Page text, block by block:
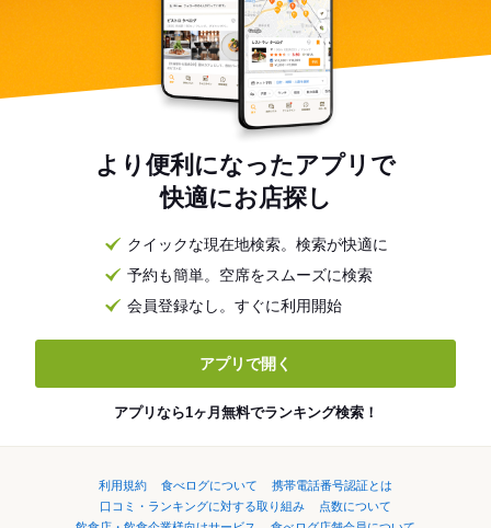
より便利になったアプリで
快適にお店探し
クイックな現在地検索。検索が快適に
予約も簡単。空席をスムーズに検索
会員登録なし。すぐに利用開始
アプリで開く
アプリなら1ヶ月無料でランキング検索！
利用規約 食べログについて
携帯電話番号認証とは
口コミ・ランキングに対する取り組み
点数について